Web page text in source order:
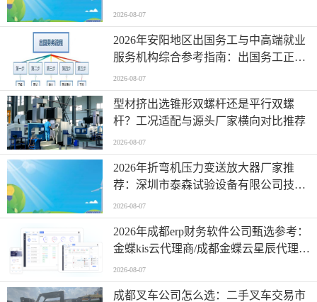
包机/圆盘缠绕机，行李包装机联系方式
哪家权威
2026-08-07
2026年安阳地区出国务工与中高端就业
服务机构综合参考指南：出国务工正规
劳务公司/出国劳务公司/实力盘点
2026-08-07
型材挤出选锥形双螺杆还是平行双螺
杆？工况适配与源头厂家横向对比推荐
2026-08-07
2026年折弯机压力变送放大器厂家推
荐：深圳市泰森试验设备有限公司技术
解析
2026-08-07
2026年成都erp财务软件公司甄选参考：
金蝶kis云代理商/成都金蝶云星辰代理
商/本地化服务能力深度解析
2026-08-07
成都叉车公司怎么选：二手叉车交易市